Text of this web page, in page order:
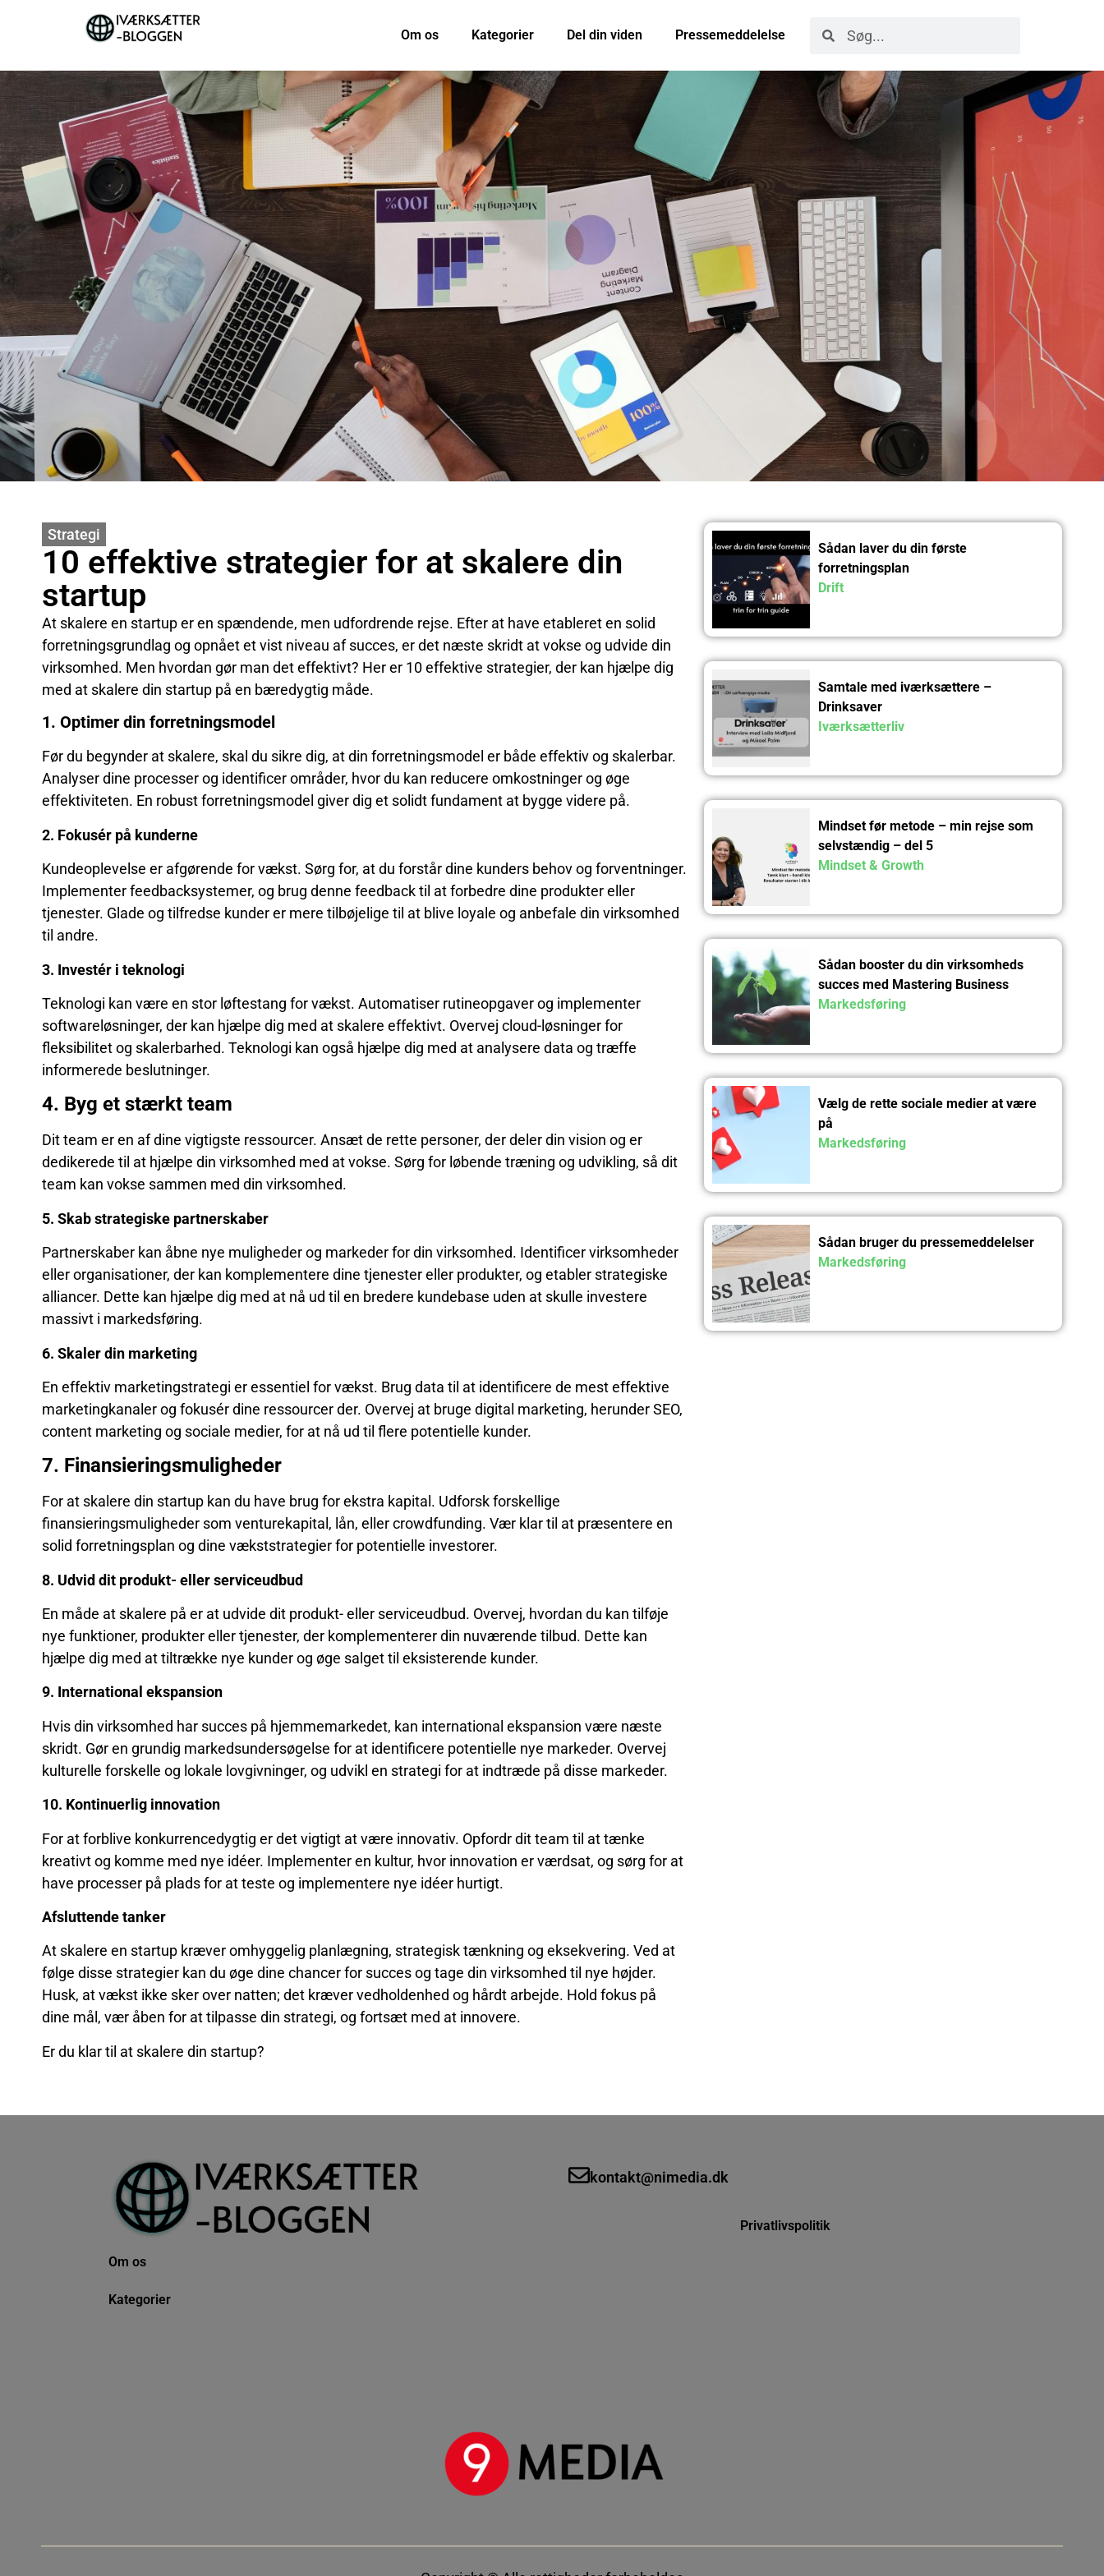
Om os Kategorier Del din viden Pressemeddelelse
Strategi
10 effektive strategier for at skalere din
startup
At skalere en startup er en spændende, men udfordrende rejse. Efter at have etableret en solid
forretningsgrundlag og opnået et vist niveau af succes, er det næste skridt at vokse og udvide din
virksomhed. Men hvordan gør man det effektivt? Her er 10 effektive strategier, der kan hjælpe dig
med at skalere din startup på en bæredygtig måde.
1. Optimer din forretningsmodel
Før du begynder at skalere, skal du sikre dig, at din forretningsmodel er både effektiv og skalerbar.
Analyser dine processer og identificer områder, hvor du kan reducere omkostninger og øge
effektiviteten. En robust forretningsmodel giver dig et solidt fundament at bygge videre på.
2. Fokusér på kunderne
Kundeoplevelse er afgørende for vækst. Sørg for, at du forstår dine kunders behov og forventninger.
Implementer feedbacksystemer, og brug denne feedback til at forbedre dine produkter eller
tjenester. Glade og tilfredse kunder er mere tilbøjelige til at blive loyale og anbefale din virksomhed
til andre.
3. Investér i teknologi
Teknologi kan være en stor løftestang for vækst. Automatiser rutineopgaver og implementer
softwareløsninger, der kan hjælpe dig med at skalere effektivt. Overvej cloud-løsninger for
fleksibilitet og skalerbarhed. Teknologi kan også hjælpe dig med at analysere data og træffe
informerede beslutninger.
4. Byg et stærkt team
Dit team er en af dine vigtigste ressourcer. Ansæt de rette personer, der deler din vision og er
dedikerede til at hjælpe din virksomhed med at vokse. Sørg for løbende træning og udvikling, så dit
team kan vokse sammen med din virksomhed.
5. Skab strategiske partnerskaber
Partnerskaber kan åbne nye muligheder og markeder for din virksomhed. Identificer virksomheder
eller organisationer, der kan komplementere dine tjenester eller produkter, og etabler strategiske
alliancer. Dette kan hjælpe dig med at nå ud til en bredere kundebase uden at skulle investere
massivt i markedsføring.
6. Skaler din marketing
En effektiv marketingstrategi er essentiel for vækst. Brug data til at identificere de mest effektive
marketingkanaler og fokusér dine ressourcer der. Overvej at bruge digital marketing, herunder SEO,
content marketing og sociale medier, for at nå ud til flere potentielle kunder.
7. Finansieringsmuligheder
For at skalere din startup kan du have brug for ekstra kapital. Udforsk forskellige
finansieringsmuligheder som venturekapital, lån, eller crowdfunding. Vær klar til at præsentere en
solid forretningsplan og dine vækststrategier for potentielle investorer.
8. Udvid dit produkt- eller serviceudbud
En måde at skalere på er at udvide dit produkt- eller serviceudbud. Overvej, hvordan du kan tilføje
nye funktioner, produkter eller tjenester, der komplementerer din nuværende tilbud. Dette kan
hjælpe dig med at tiltrække nye kunder og øge salget til eksisterende kunder.
9. International ekspansion
Hvis din virksomhed har succes på hjemmemarkedet, kan international ekspansion være næste
skridt. Gør en grundig markedsundersøgelse for at identificere potentielle nye markeder. Overvej
kulturelle forskelle og lokale lovgivninger, og udvikl en strategi for at indtræde på disse markeder.
10. Kontinuerlig innovation
For at forblive konkurrencedygtig er det vigtigt at være innovativ. Opfordr dit team til at tænke
kreativt og komme med nye idéer. Implementer en kultur, hvor innovation er værdsat, og sørg for at
have processer på plads for at teste og implementere nye idéer hurtigt.
Afsluttende tanker
At skalere en startup kræver omhyggelig planlægning, strategisk tænkning og eksekvering. Ved at
følge disse strategier kan du øge dine chancer for succes og tage din virksomhed til nye højder.
Husk, at vækst ikke sker over natten; det kræver vedholdenhed og hårdt arbejde. Hold fokus på
dine mål, vær åben for at tilpasse din strategi, og fortsæt med at innovere.
Er du klar til at skalere din startup?
Sådan laver du din første
forretningsplan
Drift
Samtale med iværksættere –
Drinksaver
Iværksætterliv
Mindset før metode – min rejse som
selvstændig – del 5
Mindset & Growth
Sådan booster du din virksomheds
succes med Mastering Business
Growth kursus
Markedsføring
Vælg de rette sociale medier at være
på
Markedsføring
Sådan bruger du pressemeddelelser
Markedsføring
Om os
Kategorier
kontakt@nimedia.dk
Privatlivspolitik